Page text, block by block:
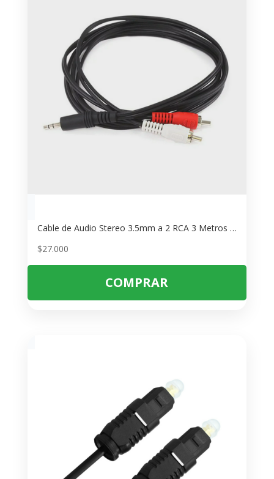
Cable de Audio Stereo 3.5mm a 2 RCA 3 Metros – Conecta PC y Música
$27.000
COMPRAR